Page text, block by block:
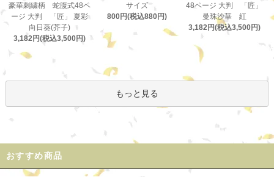
豪華刺繍柄 蛇腹式48ペ
ージ 大判 「匠」 夏彩
向日葵(芥子)
3,182円(税込3,500円)
サイズ
800円(税込880円)
48ページ 大判 「匠」
曼珠沙華 紅
3,182円(税込3,500円)
もっと見る
おすすめ商品